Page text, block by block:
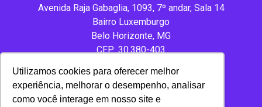
Utilizamos cookies para oferecer melhor
experiência, melhorar o desempenho, analisar
como você interage em nosso site e
Avenida Raja Gabaglia, 1093, 7º andar, Sala 14
Bairro Luxemburgo
Belo Horizonte, MG
CEP: 30.380-403